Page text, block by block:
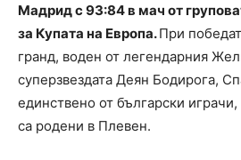
Мадрид с 93:84 в мач от
за Купата на Европа.При
гранд, воден от легендарния
суперзвездата Деян Бодирога,
единствено от български
са родени в Плевен.